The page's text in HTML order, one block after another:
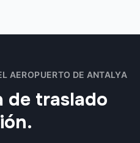
AEROPUERTO DE ANTALYA
de traslado